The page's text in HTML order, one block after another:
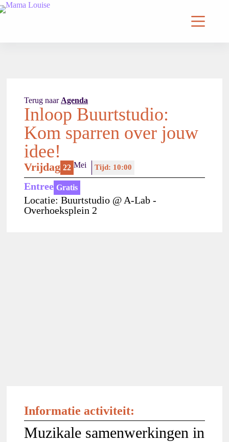
Terug naar Agenda
Inloop Buurtstudio:
Kom sparren over jouw
idee!
Vrijdag 22 Mei Tijd: 10:00
Entree Gratis
Locatie: Buurtstudio @ A-Lab -
Overhoeksplein 2
Informatie activiteit:
Muzikale samenwerkingen in